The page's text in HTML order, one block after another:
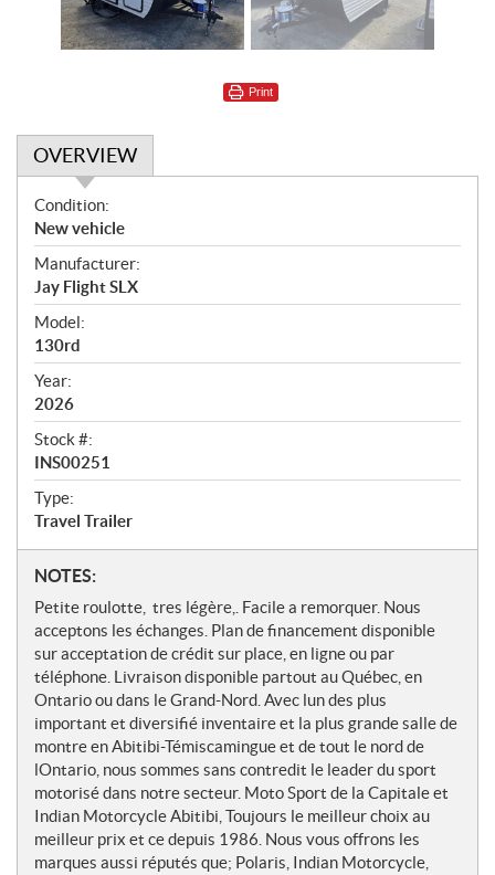
Print
OVERVIEW
O
v
e
r
v
i
e
w
Condition:
New vehicle
Manufacturer:
Jay Flight SLX
Model:
130rd
Year:
2026
Stock #:
INS00251
Type:
Travel Trailer
N
o
t
e
s
NOTES:
Petite roulotte, tres légère,. Facile a remorquer. Nous
acceptons les échanges. Plan de financement disponible
sur acceptation de crédit sur place, en ligne ou par
téléphone. Livraison disponible partout au Québec, en
Ontario ou dans le Grand-Nord. Avec lun des plus
important et diversifié inventaire et la plus grande salle de
montre en Abitibi-Témiscamingue et de tout le nord de
lOntario, nous sommes sans contredit le leader du sport
motorisé dans notre secteur. Moto Sport de la Capitale et
Indian Motorcycle Abitibi, Toujours le meilleur choix au
meilleur prix et ce depuis 1986. Nous vous offrons les
marques aussi réputés que; Polaris, Indian Motorcycle,